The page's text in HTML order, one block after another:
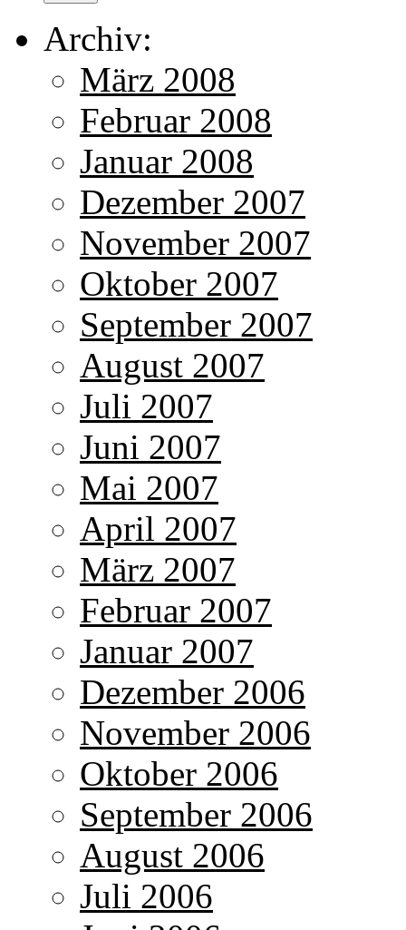
Archiv:
März 2008
Februar 2008
Januar 2008
Dezember 2007
November 2007
Oktober 2007
September 2007
August 2007
Juli 2007
Juni 2007
Mai 2007
April 2007
März 2007
Februar 2007
Januar 2007
Dezember 2006
November 2006
Oktober 2006
September 2006
August 2006
Juli 2006